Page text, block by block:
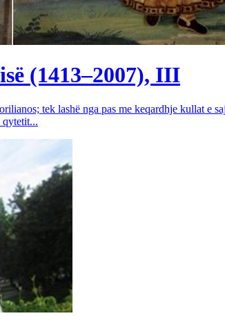
(1413–2007), III
tek lashë nga pas me keqardhje kullat e
qytetit...